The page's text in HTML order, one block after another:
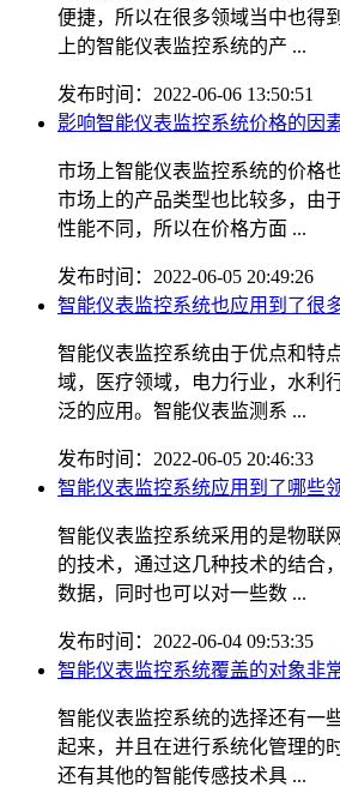
便捷，所以在很多领域当中也得
上的智能仪表监控系统的产 ...
发布时间：2022-06-06 13:50:51
影响智能仪表监控系统价格的因
市场上智能仪表监控系统的价格
市场上的产品类型也比较多，由
性能不同，所以在价格方面 ...
发布时间：2022-06-05 20:49:26
智能仪表监控系统也应用到了很
智能仪表监控系统由于优点和特
域，医疗领域，电力行业，水利
泛的应用。智能仪表监测系 ...
发布时间：2022-06-05 20:46:33
智能仪表监控系统应用到了哪些
智能仪表监控系统采用的是物联
的技术，通过这几种技术的结合
数据，同时也可以对一些数 ...
发布时间：2022-06-04 09:53:35
智能仪表监控系统覆盖的对象非
智能仪表监控系统的选择还有一
起来，并且在进行系统化管理的
还有其他的智能传感技术具 ...